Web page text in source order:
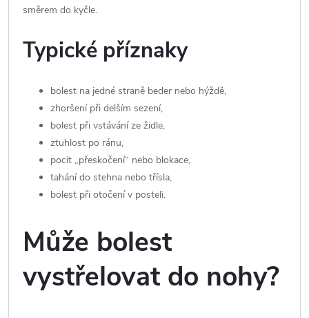
směrem do kyčle.
Typické příznaky
bolest na jedné straně beder nebo hýždě,
zhoršení při delším sezení,
bolest při vstávání ze židle,
ztuhlost po ránu,
pocit „přeskočení“ nebo blokace,
tahání do stehna nebo třísla,
bolest při otočení v posteli.
Může bolest
vystřelovat do nohy?